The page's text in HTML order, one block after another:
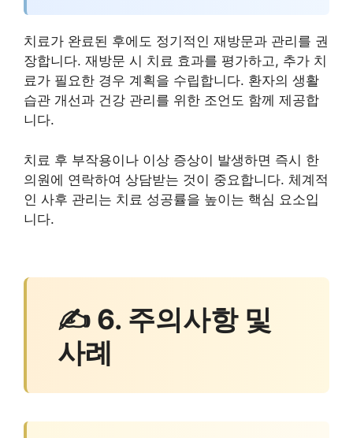
치료가 완료된 후에도 정기적인 재방문과 관리를 권
장합니다. 재방문 시 치료 효과를 평가하고, 추가 치
료가 필요한 경우 계획을 수립합니다. 환자의 생활
습관 개선과 건강 관리를 위한 조언도 함께 제공합
니다.
치료 후 부작용이나 이상 증상이 발생하면 즉시 한
의원에 연락하여 상담받는 것이 중요합니다. 체계적
인 사후 관리는 치료 성공률을 높이는 핵심 요소입
니다.
✍ 6. 주의사항 및
사례